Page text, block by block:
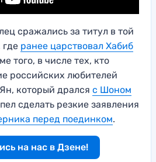
сражались за титул в той
где ранее царствовал Хабиб
того, в числе тех, кто
российских любителей
который дрался с Шоном
сделать резкие заявления
перед поединком.
на нас в Дзене!